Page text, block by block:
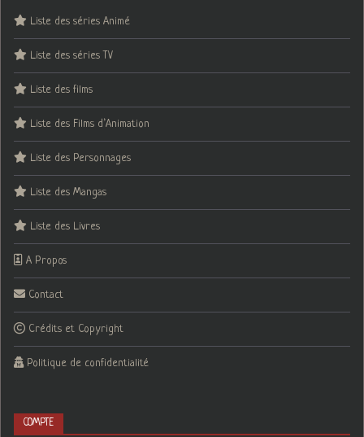
Liste des séries Animé
Liste des séries TV
Liste des films
Liste des Films d’Animation
Liste des Personnages
Liste des Mangas
Liste des Livres
A Propos
Contact
Crédits et Copyright
Politique de confidentialité
COMPTE